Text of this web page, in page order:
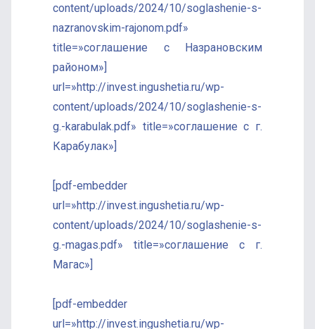
content/uploads/2024/10/soglashenie-s-
nazranovskim-rajonom.pdf»
title=»соглашение с Назрановским
районом»]
url=»http://invest.ingushetia.ru/wp-
content/uploads/2024/10/soglashenie-s-
g.-karabulak.pdf» title=»соглашение с г.
Карабулак»]
[pdf-embedder
url=»http://invest.ingushetia.ru/wp-
content/uploads/2024/10/soglashenie-s-
g.-magas.pdf» title=»соглашение с г.
Магас»]
[pdf-embedder
url=»http://invest.ingushetia.ru/wp-